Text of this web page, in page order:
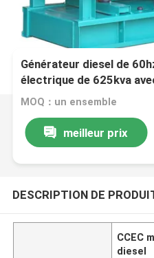
Générateur diesel de
électrique de 625kva
KT38-GA
MOQ：un ensemble
meilleur prix
DESCRIPTION DE
CCEC
diesel